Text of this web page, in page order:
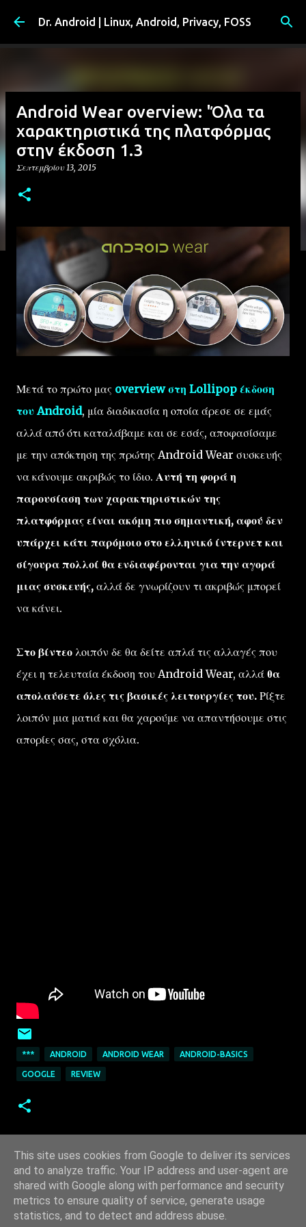
Μετάβαση στο κύριο περιεχόμενο
Dr. Android | Linux, Android, Privacy, FOSS
Android Wear overview: 'Όλα τα
χαρακτηριστικά της πλατφόρμας
στην έκδοση 1.3
Σεπτεμβρίου 13, 2015
Μετά το πρώτο μας overview στη Lollipop έκδοση
του Android, μία διαδικασία η οποία άρεσε σε εμάς
αλλά από ότι καταλάβαμε και σε εσάς, αποφασίσαμε
με την απόκτηση της πρώτης Android Wear συσκευής
να κάνουμε ακριβώς το ίδιο. Αυτή τη φορά η
παρουσίαση των χαρακτηριστικών της
πλατφόρμας είναι ακόμη πιο σημαντική, αφού δεν
υπάρχει κάτι παρόμοιο στο ελληνικό ίντερνετ και
σίγουρα πολλοί θα ενδιαφέρονται για την αγορά
μιας συσκευής, αλλά δε γνωρίζουν τι ακριβώς μπορεί
να κάνει.
Στο βίντεο λοιπόν δε θα δείτε απλά τις αλλαγές που
έχει η τελευταία έκδοση του Android Wear, αλλά θα
απολαύσετε όλες τις βασικές λειτουργίες του. Ρίξτε
λοιπόν μια ματιά και θα χαρούμε να απαντήσουμε στις
απορίες σας, στα σχόλια.
*** ANDROID ANDROID WEAR ANDROID-BASICS
GOOGLE REVIEW
This site uses cookies from Google to deliver its services
and to analyze traffic. Your IP address and user-agent are
shared with Google along with performance and security
metrics to ensure quality of service, generate usage
statistics, and to detect and address abuse.